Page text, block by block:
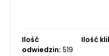
Ilość
odwiedzin: 519
Ilość